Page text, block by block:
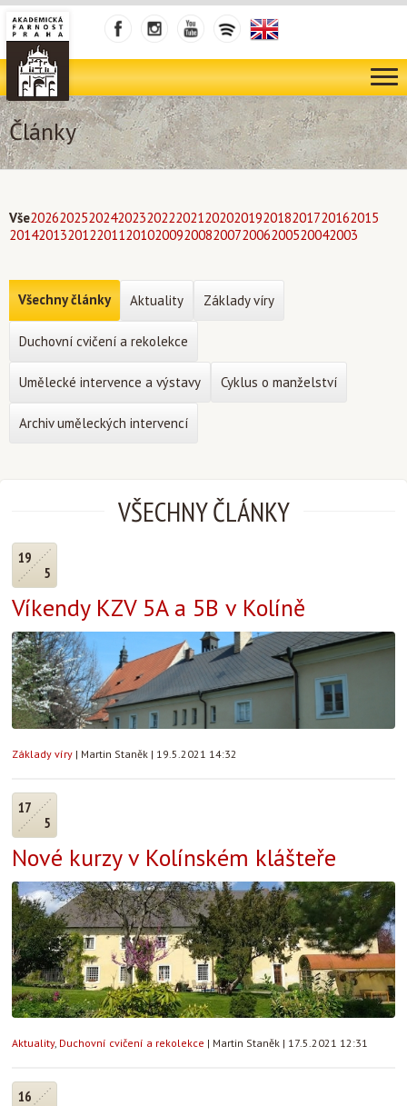
Články
Vše202620252024202320222021202020192018201720162015
201420132012201120102009200820072006200520042003
VŠECHNY ČLÁNKY
19
5
Víkendy KZV 5A a 5B v Kolíně
Základy víry | Martin Staněk | 19.5.2021 14:32
17
5
Nové kurzy v Kolínském klášteře
Aktuality, Duchovní cvičení a rekolekce | Martin Staněk | 17.5.2021 12:31
16
Všechny články Aktuality Základy víry
Duchovní cvičení a rekolekce
Umělecké intervence a výstavy Cyklus o manželství
Archiv uměleckých intervencí